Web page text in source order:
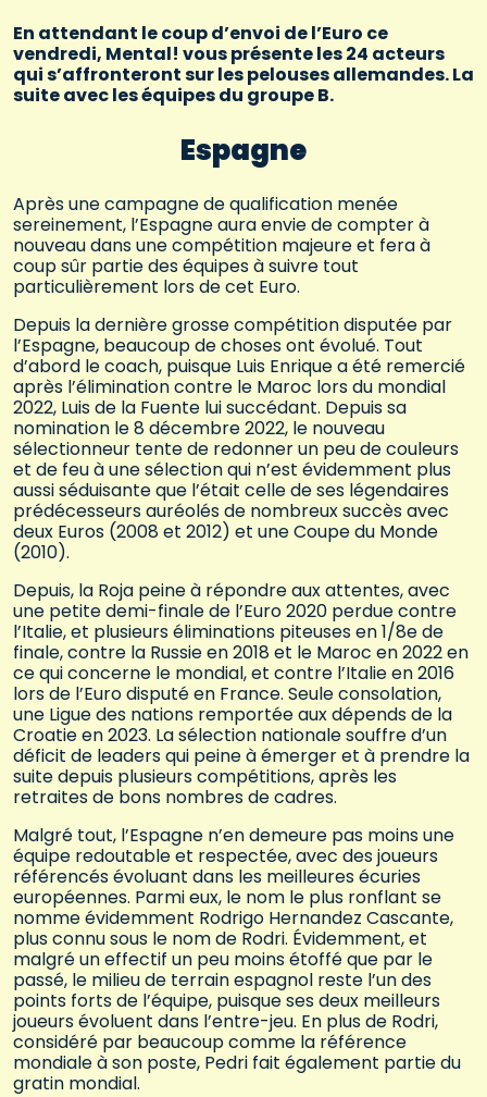
En attendant le coup d’envoi de l’Euro ce
vendredi, Mental! vous présente les 24 acteurs
qui s’affronteront sur les pelouses allemandes. La
suite avec les équipes du groupe B.
Espagne
Après une campagne de qualification menée
sereinement, l’Espagne aura envie de compter à
nouveau dans une compétition majeure et fera à
coup sûr partie des équipes à suivre tout
particulièrement lors de cet Euro.
Depuis la dernière grosse compétition disputée par
l’Espagne, beaucoup de choses ont évolué. Tout
d’abord le coach, puisque Luis Enrique a été remercié
après l’élimination contre le Maroc lors du mondial
2022, Luis de la Fuente lui succédant. Depuis sa
nomination le 8 décembre 2022, le nouveau
sélectionneur tente de redonner un peu de couleurs
et de feu à une sélection qui n’est évidemment plus
aussi séduisante que l’était celle de ses légendaires
prédécesseurs auréolés de nombreux succès avec
deux Euros (2008 et 2012) et une Coupe du Monde
(2010).
Depuis, la Roja peine à répondre aux attentes, avec
une petite demi-finale de l’Euro 2020 perdue contre
l’Italie, et plusieurs éliminations piteuses en 1/8e de
finale, contre la Russie en 2018 et le Maroc en 2022 en
ce qui concerne le mondial, et contre l’Italie en 2016
lors de l’Euro disputé en France. Seule consolation,
une Ligue des nations remportée aux dépends de la
Croatie en 2023. La sélection nationale souffre d’un
déficit de leaders qui peine à émerger et à prendre la
suite depuis plusieurs compétitions, après les
retraites de bons nombres de cadres.
Malgré tout, l’Espagne n’en demeure pas moins une
équipe redoutable et respectée, avec des joueurs
référencés évoluant dans les meilleures écuries
européennes. Parmi eux, le nom le plus ronflant se
nomme évidemment Rodrigo Hernandez Cascante,
plus connu sous le nom de Rodri. Évidemment, et
malgré un effectif un peu moins étoffé que par le
passé, le milieu de terrain espagnol reste l’un des
points forts de l’équipe, puisque ses deux meilleurs
joueurs évoluent dans l’entre-jeu. En plus de Rodri,
considéré par beaucoup comme la référence
mondiale à son poste, Pedri fait également partie du
gratin mondial.